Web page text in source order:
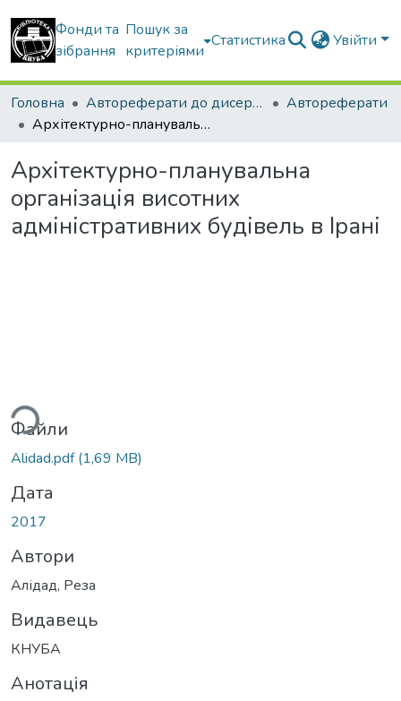
Фонди та
зібрання
Пошук за
критеріями
Статистика Увійти
Головна Автореферати до дисертацій
Автореферати
Архітектурно-планувальна організація висотних адміністративних будівель в Ірані
Архітектурно-планувальна
організація висотних
адміністративних будівель в Ірані
Файли
Alidad.pdf(1,69 MB)
Дата
2017
Автори
Алідад, Реза
Видавець
КНУБА
Анотація